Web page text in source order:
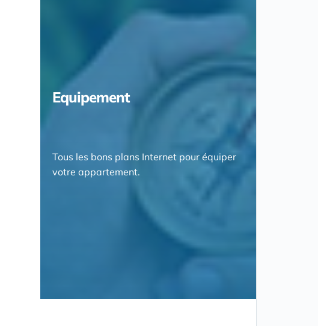
Equipement
Tous les bons plans Internet pour équiper
votre appartement.